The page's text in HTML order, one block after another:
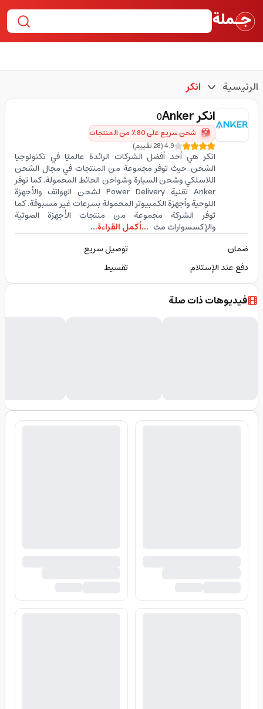
الرئيسية انكر
انكرAnker
0
شحن سريع على 80٪ من المنتجات
4.9
(
28تقييم)
انكر هي أحد أفضل الشركات الرائدة عالميًا في تكنولوجيا
الشحن. حيث توفر مجموعة من المنتجات في مجال الشحن
اللاسلكي وشحن السيارة وشواحن الحائط المحمولة. كما توفر
Anker تقنية Power Delivery لشحن الهواتف والأجهزة
اللوحية وأجهزة الكمبيوتر المحمولة بسرعات غير مسبوقة. كما
توفر الشركة مجموعة من منتجات الأجهزة الصوتية
والإكسسوارات مث ...أكمل القراءة...
ضمان
توصيل سريع
دفع عند الإستلام
تقسيط
فيديوهات ذات صلة